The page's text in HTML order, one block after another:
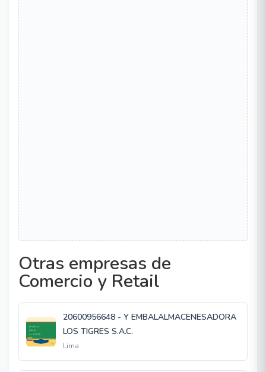
Otras empresas de
Comercio y Retail
20600956648 - Y EMBALALMACENESADORA
LOS TIGRES S.A.C.
Lima